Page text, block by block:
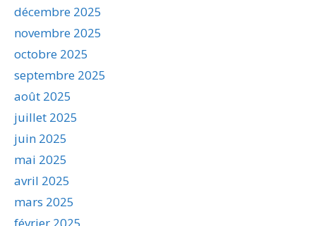
décembre 2025
novembre 2025
octobre 2025
septembre 2025
août 2025
juillet 2025
juin 2025
mai 2025
avril 2025
mars 2025